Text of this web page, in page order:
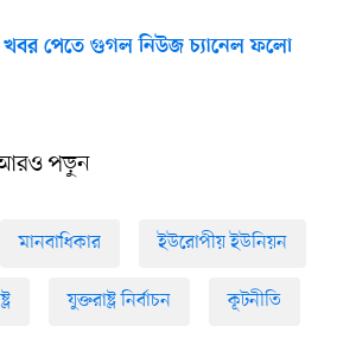
পেতে গুগল নিউজ চ্যানেল ফলো
পড়ুন
মানবাধিকার ইউরোপীয় ইউনিয়ন
যুক্তরাষ্ট্র নির্বাচন কূটনীতি